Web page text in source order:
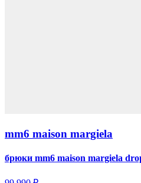
mm6 maison margiela
брюки mm6 maison margiela